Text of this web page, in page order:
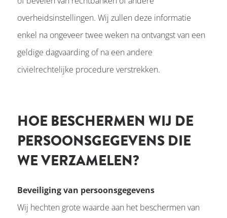
overheidsinstellingen. Wij zullen deze informatie
enkel na ongeveer twee weken na ontvangst van een
geldige dagvaarding of na een andere
civielrechtelijke procedure verstrekken.
HOE BESCHERMEN WIJ DE
PERSOONSGEGEVENS DIE
WE VERZAMELEN?
Beveiliging van persoonsgegevens
Wij hechten grote waarde aan het beschermen van